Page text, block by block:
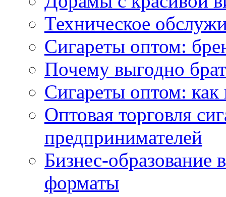
Техническое
Сигареты оптом:
Почему выгодно
Сигареты оптом: как
Оптовая торговля
предпринимателей
Бизнес-образование
форматы